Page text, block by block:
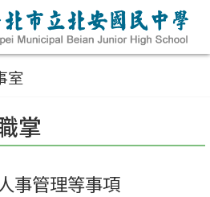
室
掌
事管理等事項